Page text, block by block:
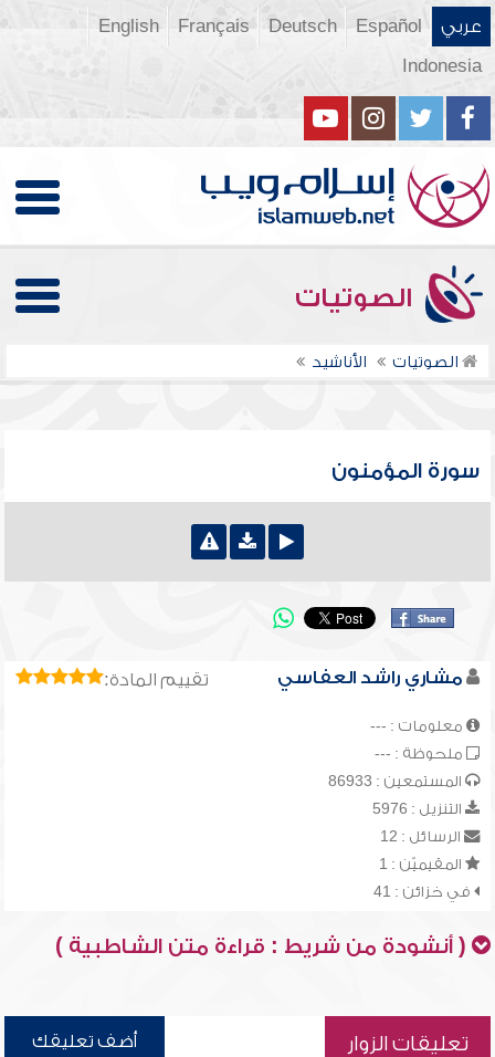
عربي Español
Deutsch
Français
English
Indonesia
الصوتيات
الصوتيات الأناشيد
سورة المؤمنون
تقييم المادة: مشاري راشد العفاسي
معلومات : ---
ملحوظة : ---
المستمعين : 86933
التنزيل : 5976
الرسائل : 12
المقيميّن : 1
في خزائن : 41
( أنشودة من شريط : قراءة متن الشاطبية )
تعليقات الزوار أضف تعليقك